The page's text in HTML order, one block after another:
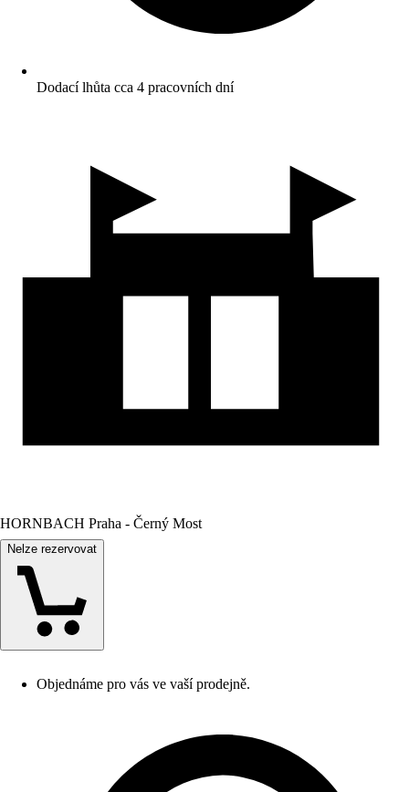
Dodací lhůta cca 4 pracovních dní
HORNBACH Praha - Černý Most
Nelze rezervovat
Objednáme pro vás ve vaší prodejně.